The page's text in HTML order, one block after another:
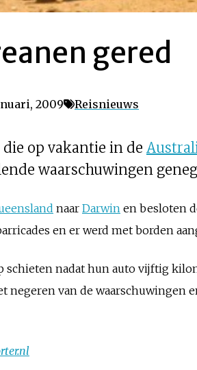
gered
2009 Reisnieuws
op vakantie in de
waarschuwingen
naar Darwin en besloten
en er werd met borden
nadat hun auto vijftig
van de waarschuwingen